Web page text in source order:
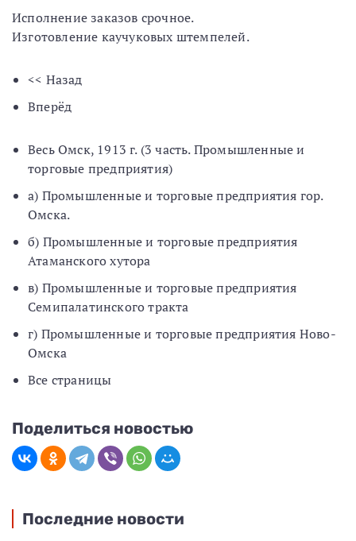
Исполнение заказов срочное.
Изготовление каучуковых штемпелей.
<< Назад
Вперёд
Весь Омск, 1913 г. (3 часть. Промышленные и
торговые предприятия)
а) Промышленные и торговые предприятия гор.
Омска.
б) Промышленные и торговые предприятия
Атаманского хутора
в) Промышленные и торговые предприятия
Семипалатинского тракта
г) Промышленные и торговые предприятия Ново-
Омска
Все страницы
Поделиться новостью
Последние новости